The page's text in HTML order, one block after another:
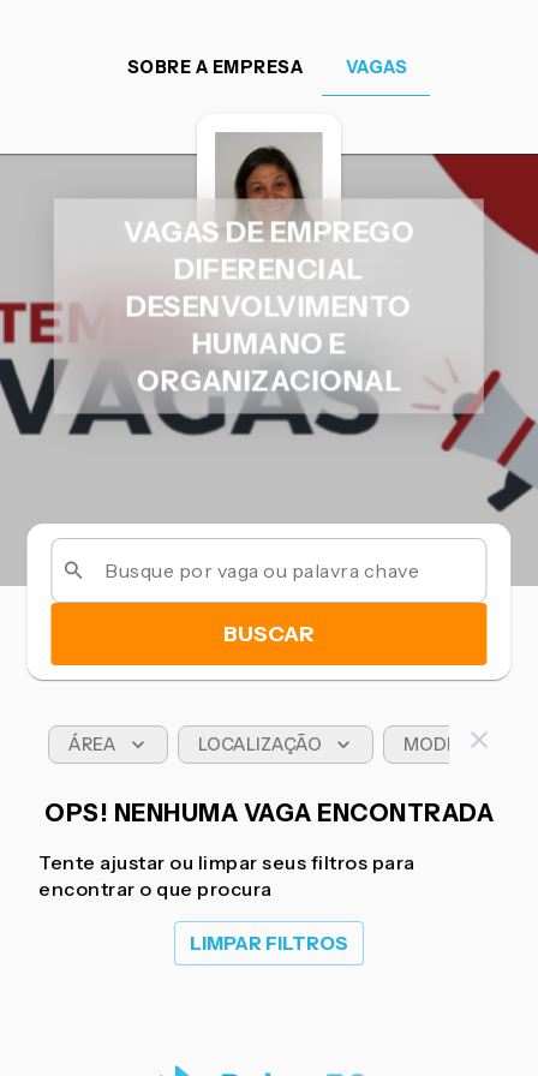
SOBRE A EMPRESA VAGAS
VAGAS DE EMPREGO
DIFERENCIAL
DESENVOLVIMENTO
HUMANO E
ORGANIZACIONAL
BUSCAR
ÁREA LOCALIZAÇÃO MODELO DE
OPS! NENHUMA VAGA ENCONTRADA
Tente ajustar ou limpar seus filtros para
encontrar o que procura
LIMPAR FILTROS